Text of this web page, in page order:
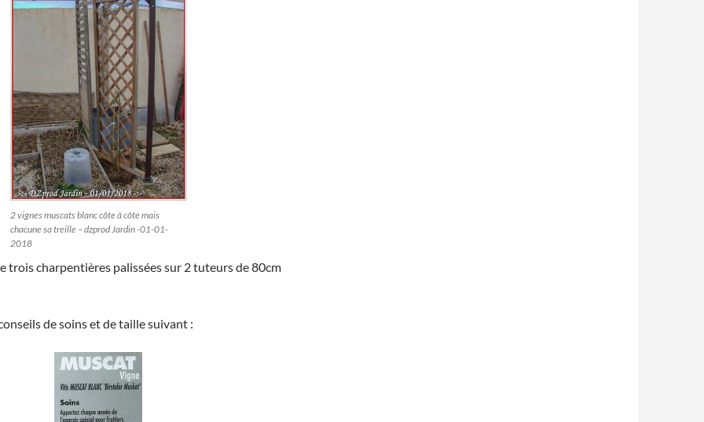
2 vignes muscats blanc côte à côte mais
chacune sa treille – dzprod Jardin -01-01-
2018
trois charpentières palissées sur 2 tuteurs de 80cm
de soins et de taille suivant :